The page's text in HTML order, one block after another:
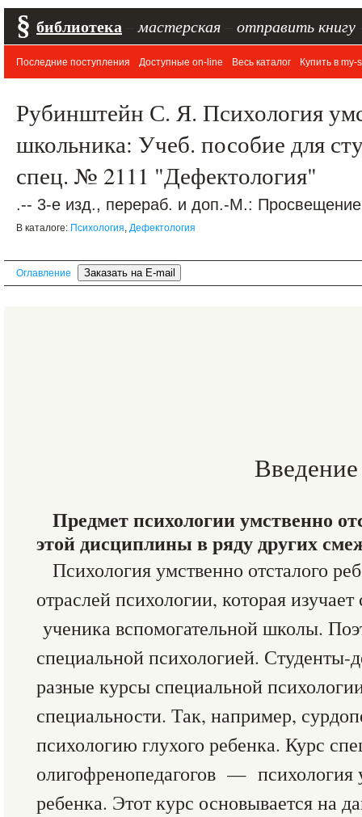
§ библиотека мастерская отправить книгу
Последние поступления Доступные on-line Весь каталог Купить в my-
Рубинштейн С. Я. Психология
школьника: Учеб. пособие для
спец. № 2111 "Дефектология"
.-- 3-е изд., перераб. и доп.-М.:
В каталоге: Психология, Дефектология
Оглавление
Введение
Предмет психологии умственно
этой дисциплины в ряду других
Психология умственно отсталого
отраслей психологии, которая
ученика вспомогательной школы.
специальной психологией. Студенты-
разные курсы специальной
специальности. Так, например,
психологию глухого ребенка. Курс
олигофренопедагогов — психология
ребенка. Этот курс основывается на